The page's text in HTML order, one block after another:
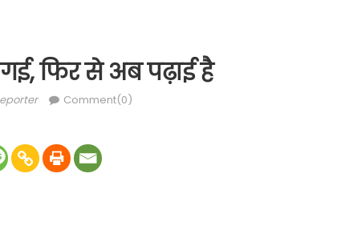
फिर से अब पढ़ाई है
Comment(0)